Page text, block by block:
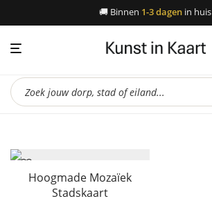
🚚 Binnen 1-3 dagen in huis
Producten
zoeken
Hoogmade Mozaïek
Stadskaart